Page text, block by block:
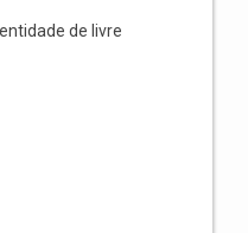
de livre